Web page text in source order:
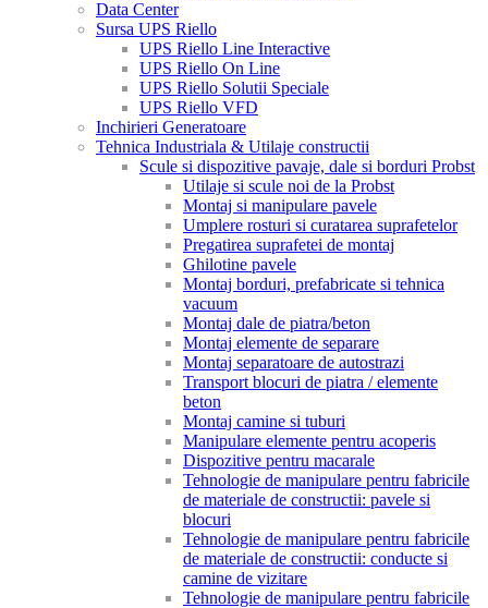
Data Center
Sursa UPS Riello
UPS Riello Line Interactive
UPS Riello On Line
UPS Riello Solutii Speciale
UPS Riello VFD
Inchirieri Generatoare
Tehnica Industriala & Utilaje constructii
Scule si dispozitive pavaje, dale si borduri Probst
Utilaje si scule noi de la Probst
Montaj si manipulare pavele
Umplere rosturi si curatarea suprafetelor
Pregatirea suprafetei de montaj
Ghilotine pavele
Montaj borduri, prefabricate si tehnica
vacuum
Montaj dale de piatra/beton
Montaj elemente de separare
Montaj separatoare de autostrazi
Transport blocuri de piatra / elemente
beton
Montaj camine si tuburi
Manipulare elemente pentru acoperis
Dispozitive pentru macarale
Tehnologie de manipulare pentru fabricile
de materiale de constructii: pavele si
blocuri
Tehnologie de manipulare pentru fabricile
de materiale de constructii: conducte si
camine de vizitare
Tehnologie de manipulare pentru fabricile